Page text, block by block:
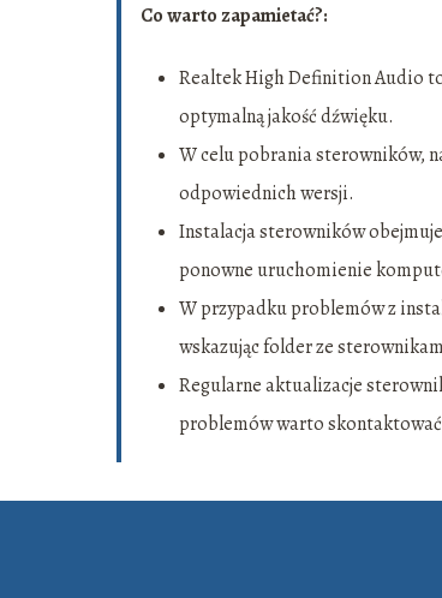
Co warto zapamietać?:
Realtek High Definition Audio
optymalną jakość dźwięku.
W celu pobrania sterowników,
odpowiednich wersji.
Instalacja sterowników
ponowne uruchomienie
W przypadku problemów z
wskazując folder ze
Regularne aktualizacje
problemów warto